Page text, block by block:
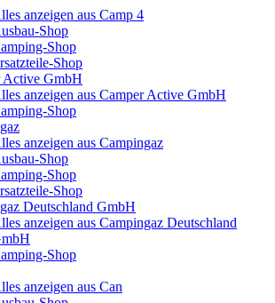
anzeigen aus Camp 4
Shop
Shop
Shop
Active GmbH
anzeigen aus Camper Active GmbH
Shop
anzeigen aus Campingaz
Shop
Shop
Shop
Deutschland GmbH
anzeigen aus Campingaz Deutschland
Shop
anzeigen aus Can